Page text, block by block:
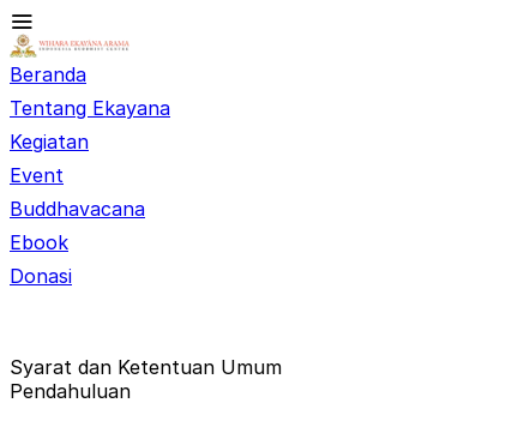
Beranda
Tentang Ekayana
Kegiatan
Event
Buddhavacana
Ebook
Donasi
Syarat dan Ketentuan Umum
Pendahuluan